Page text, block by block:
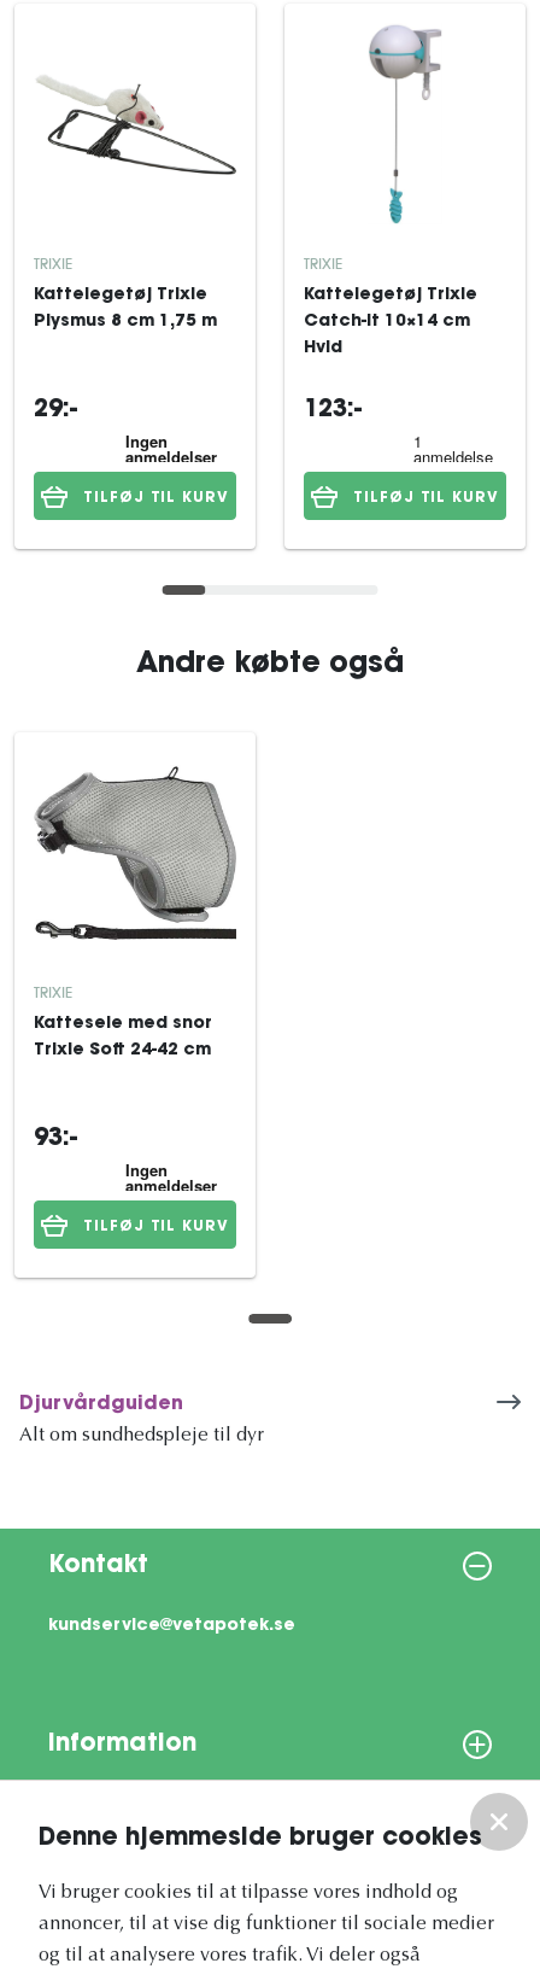
Denne hjemmeside bruger cookies
Vi bruger cookies til at tilpasse vores indhold og
annoncer, til at vise dig funktioner til sociale medier
og til at analysere vores trafik. Vi deler også
TRIXIE
Kattelegetøj Trixie
Plysmus 8 cm 1,75 m
29:-
TILFØJ TIL KURV
TRIXIE
Kattelegetøj Trixie
Catch-It 10×14 cm
Hvid
123:-
TILFØJ TIL KURV
Andre købte også
TRIXIE
Kattesele med snor
Trixie Soft 24-42 cm
93:-
TILFØJ TIL KURV
Djurvårdguiden
Alt om sundhedspleje til dyr
Kontakt
kundservice@vetapotek.se
Information
Vores nyhedsbrev